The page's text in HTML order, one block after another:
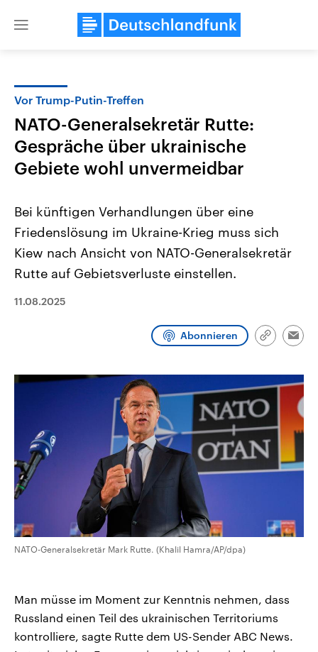
Close
USA
Aktuelle Beiträge, Analysen und
Hintergründe
Wirtschaftlich und militärisch
den mächtigsten Ländern der Erde,
Nahostkonflikt
Aktuelle Lage und
Der Überfall der
Terrororganisation Hamas
Diese wird wie die
Libanon vom Iran
Vor Trump-Putin-Treffen
NATO-Generalsekretär Rutte:
Gespräche über ukrainische
Gebiete wohl unvermeidbar
Bei künftigen Verhandlungen über eine
Friedenslösung im Ukraine-Krieg muss sich
Kiew nach Ansicht von NATO-Generalsekretär
Rutte auf Gebietsverluste einstellen.
11.08.2025
Abonnieren
Link
NATO-Generalsekretär Mark Rutte. (Khalil Hamra/AP/dpa)
Man müsse im Moment zur Kenntnis nehmen, dass
Russland einen Teil des ukrainischen Territoriums
kontrolliere, sagte Rutte dem US-Sender ABC News.